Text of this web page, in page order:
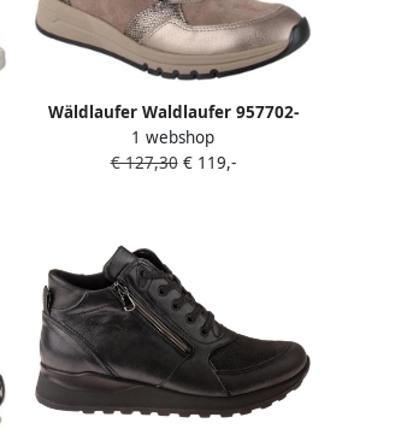
Wäldlaufer Waldlaufer 957702-
400-212 dames veterboots
sportief (5) metallic
1 webshop
€ 127,30€ 119,-